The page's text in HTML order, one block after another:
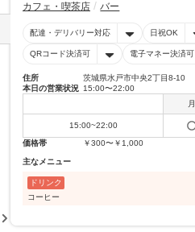
カフェ・喫茶店 バー
配達・デリバリー対応 日祝OK
QRコード決済可 電子マネー決済可
住所
茨城県水戸市中央2丁目8-10
本日の営業状況 15:00〜22:00
月
15:00~22:00
価格帯
￥300〜￥1,000
主なメニュー
ドリンク
コーヒー